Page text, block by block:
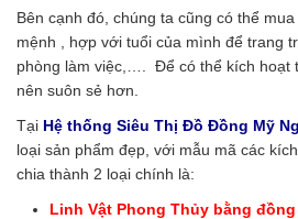
Bên cạnh đó, chúng ta cũng có thể
mệnh , hợp với tuổi của mình để trang
phòng làm việc,…. Để có thể kích hoạt
nên suôn sẻ hơn.
Tại Hệ thống Siêu Thị Đồ Đồng Mỹ
loại sản phẩm đẹp, với mẫu mã các
chia thành 2 loại chính là:
Linh Vật Phong Thủy bằng đồng